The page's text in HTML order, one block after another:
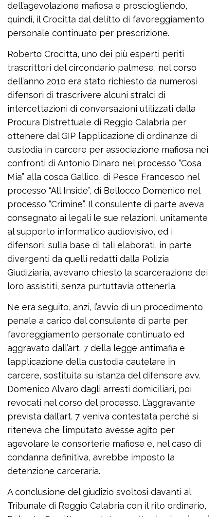
dell’agevolazione mafiosa e prosciogliendo,
quindi, il Crocitta dal delitto di favoreggiamento
personale continuato per prescrizione.
Roberto Crocitta, uno dei più esperti periti
trascrittori del circondario palmese, nel corso
dell’anno 2010 era stato richiesto da numerosi
difensori di trascrivere alcuni stralci di
intercettazioni di conversazioni utilizzati dalla
Procura Distrettuale di Reggio Calabria per
ottenere dal GIP l’applicazione di ordinanze di
custodia in carcere per associazione mafiosa nei
confronti di Antonio Dinaro nel processo “Cosa
Mia” alla cosca Gallico, di Pesce Francesco nel
processo “All Inside”, di Bellocco Domenico nel
processo “Crimine”. Il consulente di parte aveva
consegnato ai legali le sue relazioni, unitamente
al supporto informatico audiovisivo, ed i
difensori, sulla base di tali elaborati, in parte
divergenti da quelli redatti dalla Polizia
Giudiziaria, avevano chiesto la scarcerazione dei
loro assistiti, senza purtuttavia ottenerla.
Ne era seguito, anzi, l’avvio di un procedimento
penale a carico del consulente di parte per
favoreggiamento personale continuato ed
aggravato dall’art. 7 della legge antimafia e
l’applicazione della custodia cautelare in
carcere, sostituita su istanza del difensore avv.
Domenico Alvaro dagli arresti domiciliari, poi
revocati nel corso del processo. L’aggravante
prevista dall’art. 7 veniva contestata perché si
riteneva che l’imputato avesse agito per
agevolare le consorterie mafiose e, nel caso di
condanna definitiva, avrebbe imposto la
detenzione carceraria.
A conclusione del giudizio svoltosi davanti al
Tribunale di Reggio Calabria con il rito ordinario,